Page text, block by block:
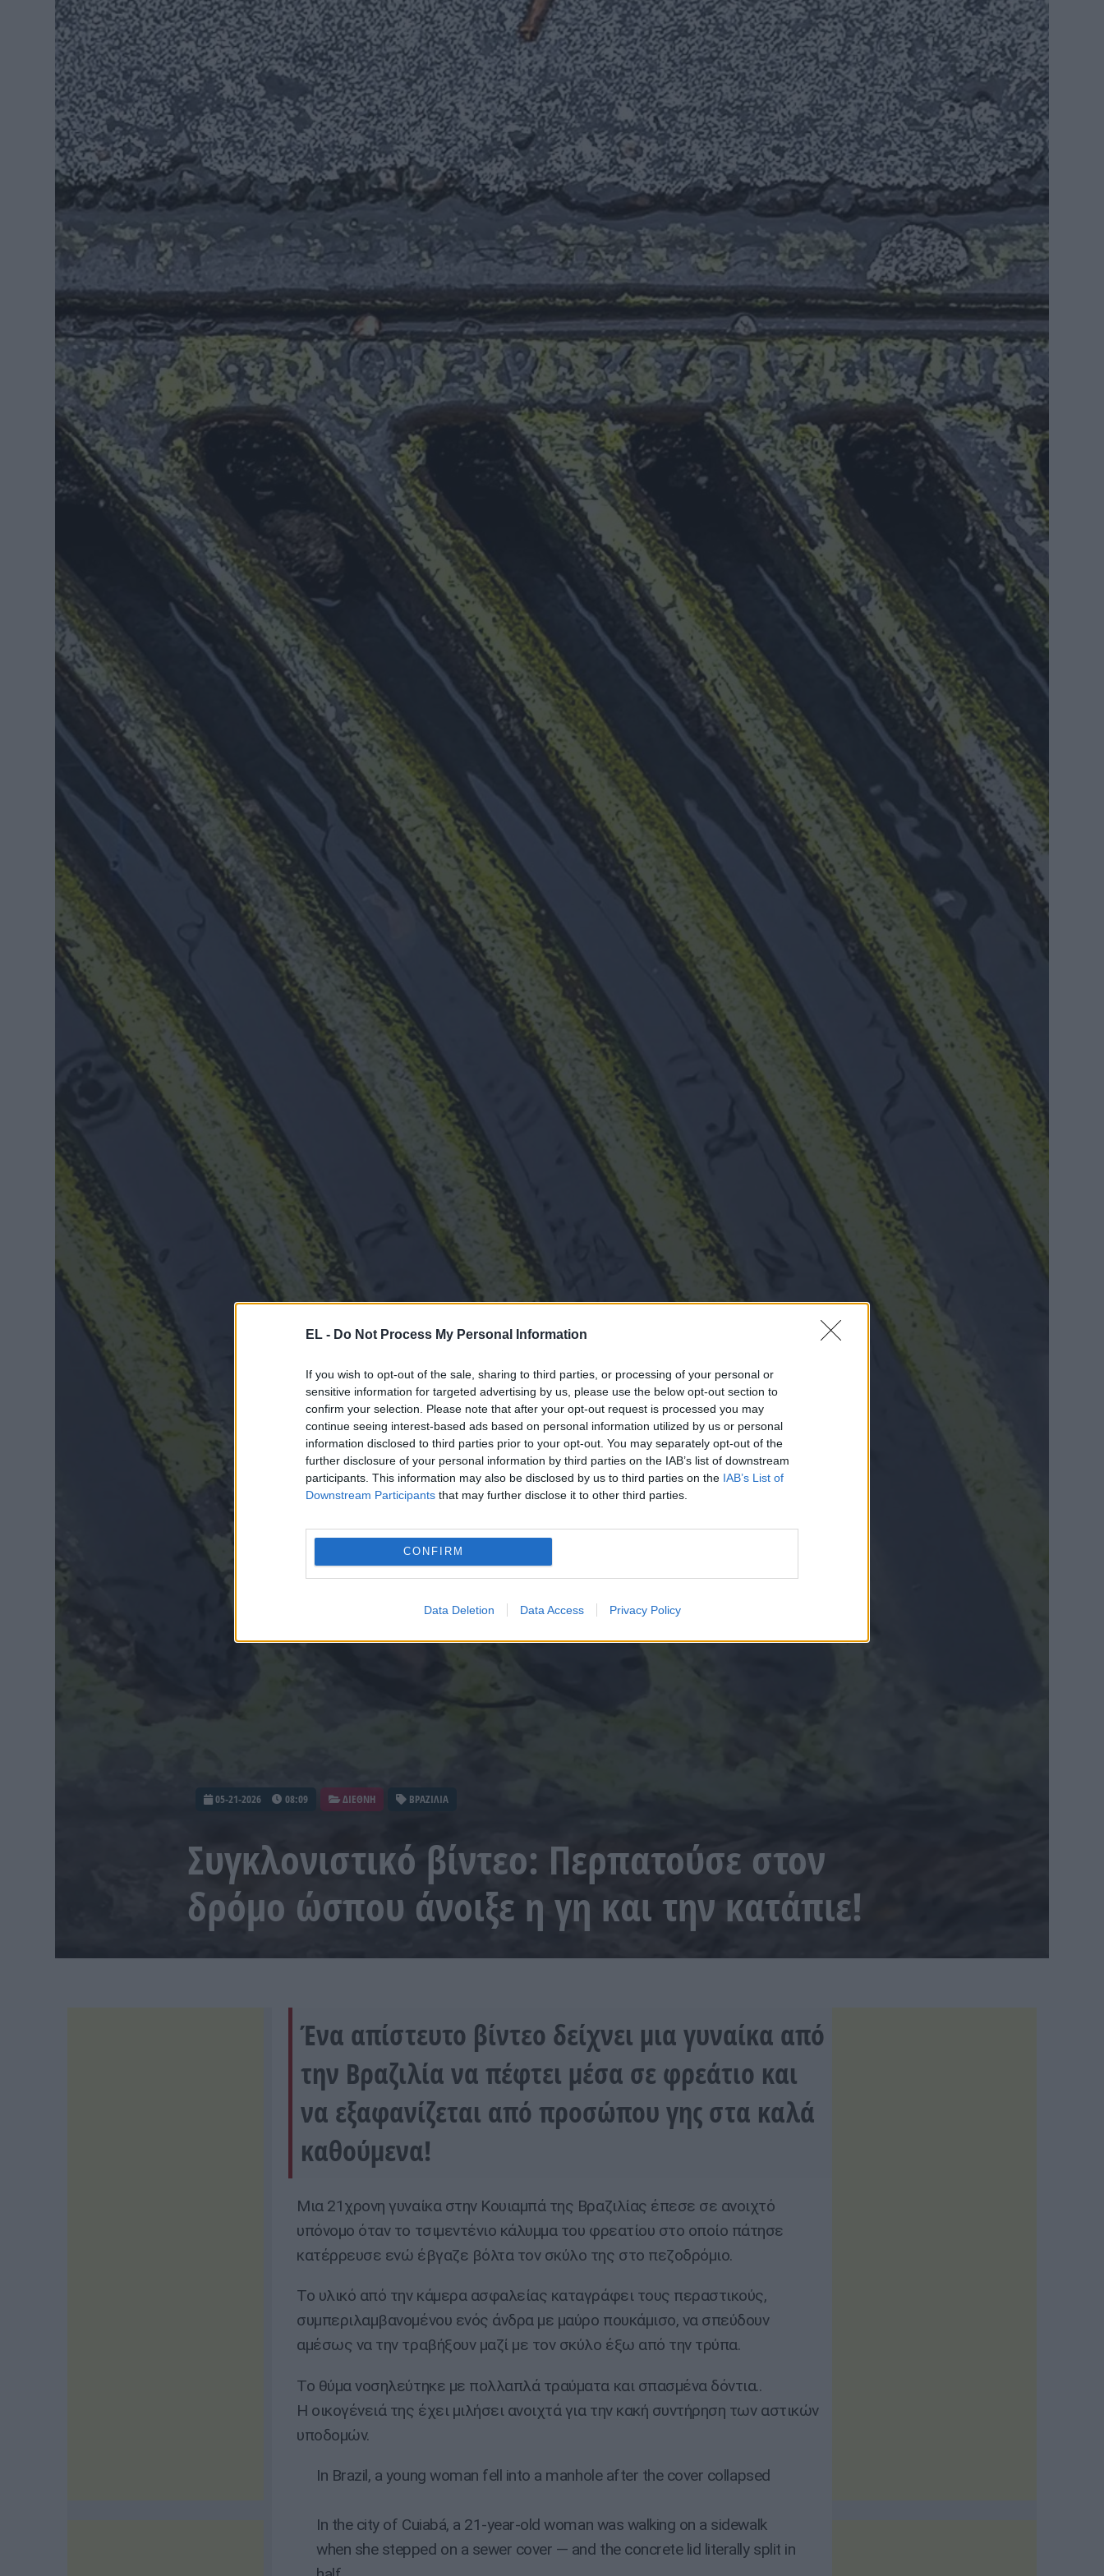
EL - Do Not Process My Personal Information
If you wish to opt-out of the sale, sharing to third parties, or processing of your personal or
sensitive information for targeted advertising by us, please use the below opt-out section to
confirm your selection. Please note that after your opt-out request is processed you may
continue seeing interest-based ads based on personal information utilized by us or personal
information disclosed to third parties prior to your opt-out. You may separately opt-out of the
further disclosure of your personal information by third parties on the IAB’s list of downstream
participants. This information may also be disclosed by us to third parties on the IAB’s List of
Downstream Participants that may further disclose it to other third parties.
CONFIRM
Data Deletion Data Access Privacy Policy
05-21-2026 08:09 ΔΙΕΘΝΗ ΒΡΑΖΙΛΙΑ
Συγκλονιστικό βίντεο: Περπατούσε στον
δρόμο ώσπου άνοιξε η γη και την κατάπιε!
Ένα απίστευτο βίντεο δείχνει μια γυναίκα από
την Βραζιλία να πέφτει μέσα σε φρεάτιο και
να εξαφανίζεται από προσώπου γης στα καλά
καθούμενα!
Μια 21χρονη γυναίκα στην Κουιαμπά της Βραζιλίας έπεσε σε ανοιχτό
υπόνομο όταν το τσιμεντένιο κάλυμμα του φρεατίου στο οποίο πάτησε
κατέρρευσε ενώ έβγαζε βόλτα τον σκύλο της στο πεζοδρόμιο.
Το υλικό από την κάμερα ασφαλείας καταγράφει τους περαστικούς,
συμπεριλαμβανομένου ενός άνδρα με μαύρο πουκάμισο, να σπεύδουν
αμέσως να την τραβήξουν μαζί με τον σκύλο έξω από την τρύπα.
Το θύμα νοσηλεύτηκε με πολλαπλά τραύματα και σπασμένα δόντια..
Η οικογένειά της έχει μιλήσει ανοιχτά για την κακή συντήρηση των αστικών
υποδομών.
In Brazil, a young woman fell into a manhole after the cover collapsed
In the city of Cuiabá, a 21-year-old woman was walking on a sidewalk
when she stepped on a sewer cover — and the concrete lid literally split in